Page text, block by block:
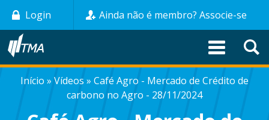
Pular
para
conteúdo
principal
Login Ainda não é membro? Associe-se
TRILHA
DE
Início Vídeos
Café Agro - Mercado de Crédito de
carbono no Agro - 28/11/2024